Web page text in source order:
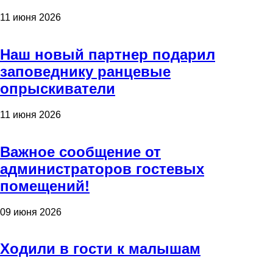
11 июня 2026
Наш новый партнер подарил
заповеднику ранцевые
опрыскиватели
11 июня 2026
Важное сообщение от
администраторов гостевых
помещений!
09 июня 2026
Ходили в гости к малышам